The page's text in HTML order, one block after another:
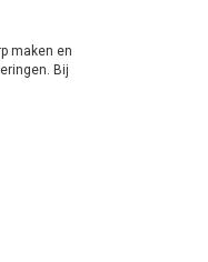
maken en
Bij